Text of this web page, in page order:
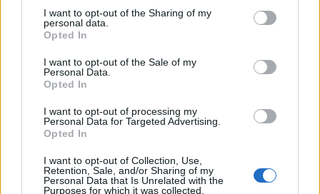
not limited to your visit or usage behaviour. You may click to
grant or deny consent to Google and its third-party tags to
use your data for below specified purposes in below Google
consent section.
I want to opt-out of the Sharing of my
personal data.
Opted In
I want to opt-out of the Sale of my
Personal Data.
Opted In
I want to opt-out of processing my
Personal Data for Targeted Advertising.
Opted In
I want to opt-out of Collection, Use,
Retention, Sale, and/or Sharing of my
Personal Data that Is Unrelated with the
Purposes for which it was collected.
a legjobb filmnek járó Arany Orsó-díjat.
százéves Morell Mihály kiváló művész
képzőművészt vágót is: az idős szakember
Pacsirta, a Szindbád, A tizedes meg a többiek
vagy A nagy generáció című filmek vágója.
Az esemény fő helyszíne az Uránia Nemzeti
Filmszínház lesz, de további három